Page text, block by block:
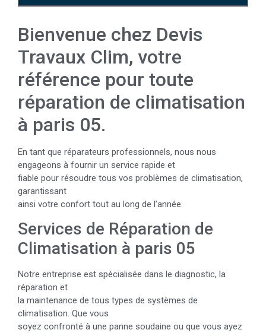
Bienvenue chez Devis
Travaux Clim, votre
référence pour toute
réparation de climatisation
à paris 05.
En tant que réparateurs professionnels, nous nous
engageons à fournir un service rapide et
fiable pour résoudre tous vos problèmes de climatisation,
garantissant
ainsi votre confort tout au long de l’année.
Services de Réparation de
Climatisation à paris 05
Notre entreprise est spécialisée dans le diagnostic, la
réparation et
la maintenance de tous types de systèmes de
climatisation. Que vous
soyez confronté à une panne soudaine ou que vous ayez